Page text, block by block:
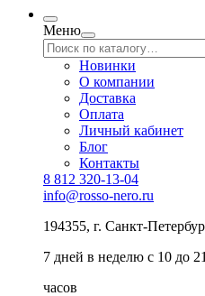
Меню
Новинки
О компании
Доставка
Оплата
Личный кабинет
Блог
Контакты
8 812 320-13-04
info@rosso-nero.ru
194355, г. Санкт-
7 дней в неделю с 10 до 21
часов